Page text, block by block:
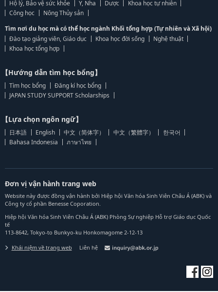
Hộ lý, Bảo vệ sức khỏe
Y, Nha Dược
Khoa học tự nhiên
Công học
Nông Thủy sản
Tìm nơi du học mà có thể học ngành Khối tổng hợp (Tự nhiên và Xã hội)
Đào tạo giảng viên, Giáo dục
Khoa học đời sống
Nghệ thuật
Khoa học tổng hợp
【Hướng dẫn tìm học bổng】
Tìm học bổng
Đăng kí học bổng
JAPAN STUDY SUPPORT Scholarships
【Lựa chọn ngôn ngữ】
日本語 English 中文（简体字） 中文（繁體字）
한국어
Bahasa Indonesia
ภาษาไทย
Đơn vị vận hành trang web
Website này được đồng vận hành bởi Hiệp hội Văn hóa Sinh Viên Châu Á (ABK) và
Công ty cổ phần Benesse Coporation.
Hiệp hội Văn hóa Sinh Viên Châu Á (ABK) Phòng Sự nghiệp Hỗ trợ Giáo dục Quốc
tế
113-8642, Tokyo-to Bunkyo-ku Honkomagome 2-12-13
Khái niệm về trang web Liên hệ